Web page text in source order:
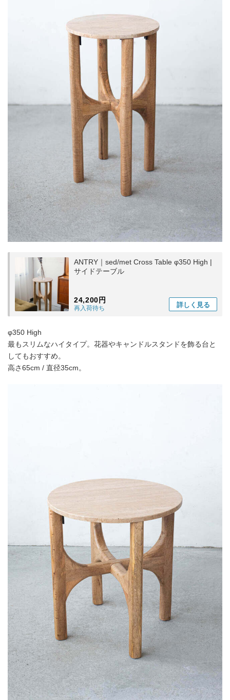
ANTRY｜sed/met Cross Table φ350 High |
サイドテーブル
24,200円
再入荷待ち 詳しく 見る
φ350 High
最もスリムなハイタイプ。花器やキャンドルスタンドを飾る台と
してもおすすめ。
高さ65cm / 直径35cm。